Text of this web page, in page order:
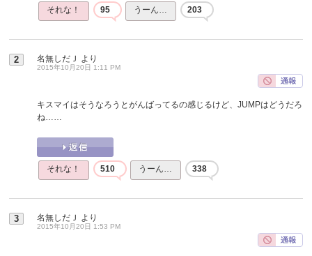
それな！ 95 うーん… 203
2 名無しだＪ より
2015年10月20日 1:11 PM
キスマイはそうなろうとがんばってるの感じるけど、JUMPはどうだろ
ね……
それな！ 510 うーん… 338
3 名無しだＪ より
2015年10月20日 1:53 PM